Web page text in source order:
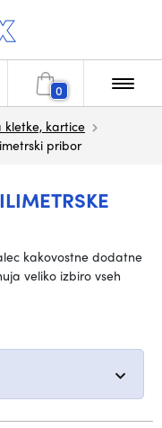
0
kletke, kartice
pribor
kakovostne dodatne
veliko izbiro vseh